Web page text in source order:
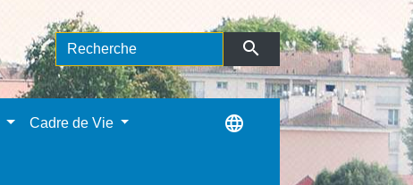
search
Cadre de Vie language